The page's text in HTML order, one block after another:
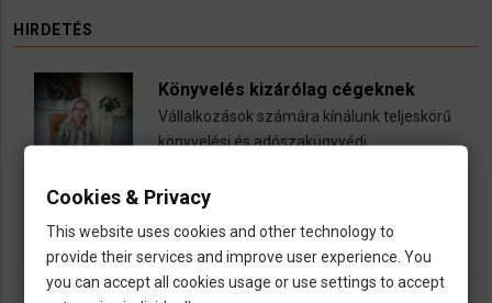
HIRDETÉS
Könyvelés kizárólag cégeknek
Vállalkozások számára kínálunk teljeskörű
könyvelési és adószakügyvédi
call
Cookies & Privacy
This website uses cookies and other technology to
provide their services and improve user experience. You
you can accept all cookies usage or use settings to accept